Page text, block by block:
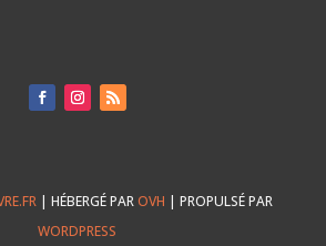
| HÉBERGÉ PAROVH | PROPULSÉ PAR
WORDPRESS